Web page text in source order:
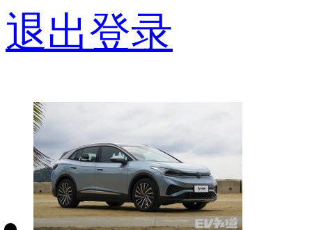
退出登录